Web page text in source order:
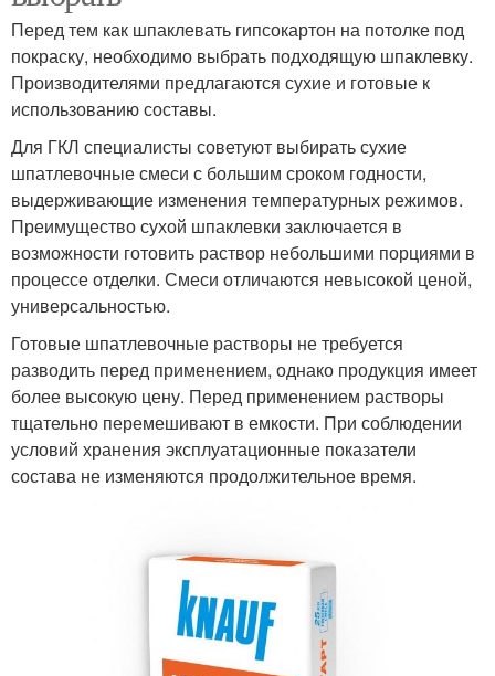
Перед тем как шпаклевать гипсокартон на потолке под
покраску, необходимо выбрать подходящую шпаклевку.
Производителями предлагаются сухие и готовые к
использованию составы.
Для ГКЛ специалисты советуют выбирать сухие
шпатлевочные смеси с большим сроком годности,
выдерживающие изменения температурных режимов.
Преимущество сухой шпаклевки заключается в
возможности готовить раствор небольшими порциями в
процессе отделки. Смеси отличаются невысокой ценой,
универсальностью.
Готовые шпатлевочные растворы не требуется
разводить перед применением, однако продукция имеет
более высокую цену. Перед применением растворы
тщательно перемешивают в емкости. При соблюдении
условий хранения эксплуатационные показатели
состава не изменяются продолжительное время.